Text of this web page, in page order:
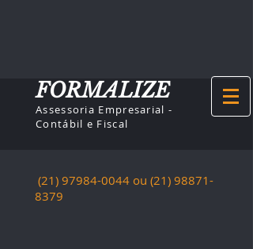
Assessoria Empresarial -
Contábil e Fiscal
FORMALIZE
(21) 97984-0044 ou (21) 98871-
8379